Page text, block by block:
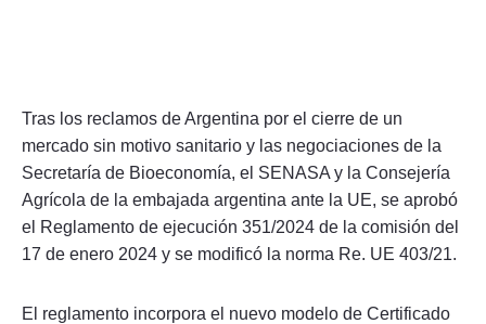
Tras los reclamos de Argentina por el cierre de un
mercado sin motivo sanitario y las negociaciones de la
Secretaría de Bioeconomía, el SENASA y la Consejería
Agrícola de la embajada argentina ante la UE, se aprobó
el Reglamento de ejecución 351/2024 de la comisión del
17 de enero 2024 y se modificó la norma Re. UE 403/21.
El reglamento incorpora el nuevo modelo de Certificado